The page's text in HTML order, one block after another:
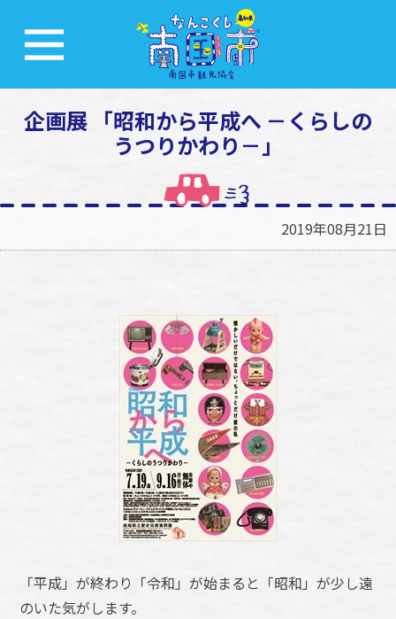
企画展 「昭和から平成へ －くらしの
うつりかわり－」
2019年08月21日
「平成」が終わり「令和」が始まると「昭和」が少し遠
のいた気がします。